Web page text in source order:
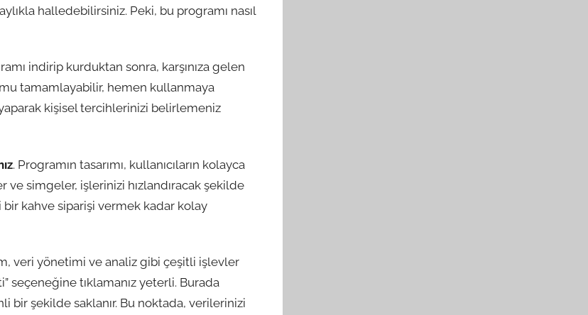
halledebilirsiniz. Peki, bu programı nasıl
indirip kurduktan sonra, karşınıza gelen
tamamlayabilir, hemen kullanmaya
kişisel tercihlerinizi belirlemeniz
. Programın tasarımı, kullanıcıların kolayca
simgeler, işlerinizi hızlandıracak şekilde
bir kahve siparişi vermek kadar kolay
veri yönetimi ve analiz gibi çeşitli işlevler
seçeneğine tıklamanız yeterli. Burada
bir şekilde saklanır. Bu noktada, verilerinizi